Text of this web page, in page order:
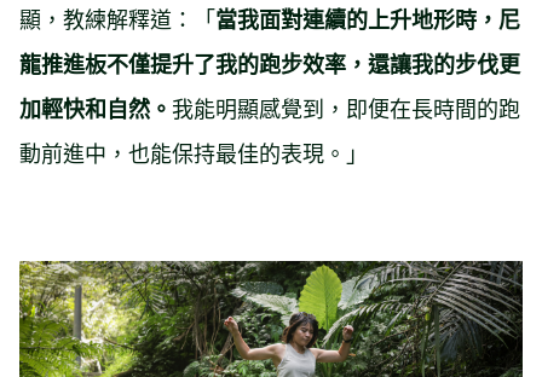
顯，教練解釋道：「當我面對連續的上升地形時，尼
龍推進板不僅提升了我的跑步效率，還讓我的步伐更
加輕快和自然。 我能明顯感覺到，即便在長時間的跑
動前進中，也能保持最佳的表現。」